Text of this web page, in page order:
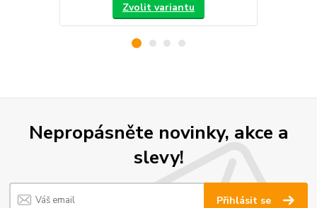
Zvolit variantu
Nepropásněte novinky, akce a
slevy!
Přihlásit se